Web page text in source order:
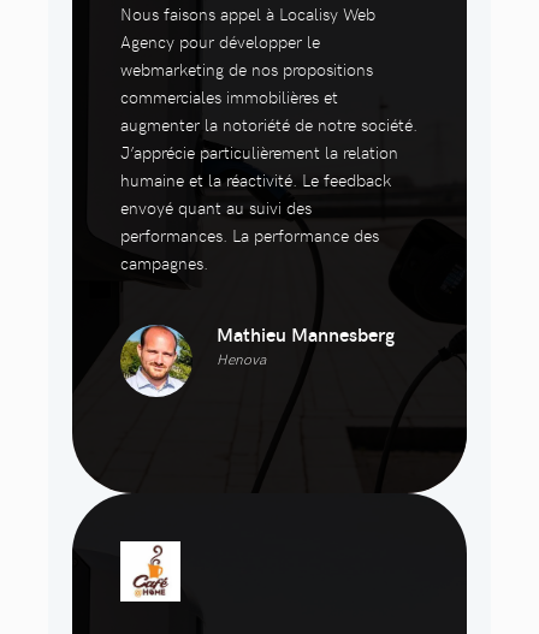
Nous faisons appel à Localisy Web
Agency pour développer le
webmarketing de nos propositions
commerciales immobilières et
augmenter la notoriété de notre société.
J’apprécie particulièrement la relation
humaine et la réactivité. Le feedback
envoyé quant au suivi des
performances. La performance des
campagnes.
Mathieu Mannesberg
Henova